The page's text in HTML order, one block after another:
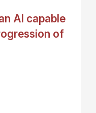
AI capable
of